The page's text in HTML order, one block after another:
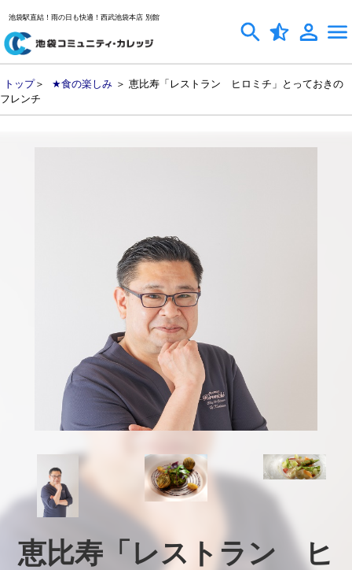
池袋駅直結！雨の日も快適！西武池袋本店 別館
トップ＞ ★食の楽しみ ＞ 恵比寿「レストラン ヒロミチ」とっておきの
フレンチ
恵比寿「レストラン　ヒ